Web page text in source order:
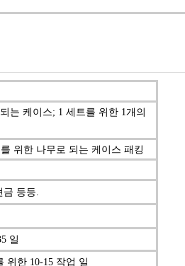
는 케이스; 1 세트를 위한 1개의
위한 나무로 되는 케이스 패킹
금 등등.
일
위한 10-15 작업 일